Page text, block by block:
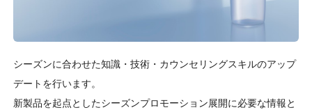
シーズンに合わせた知識・技術・カウンセリングスキルのアップ
デートを行います。
新製品を起点としたシーズンプロモーション展開に必要な情報と